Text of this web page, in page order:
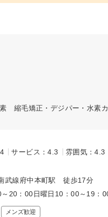
縮毛矯正・デジパー・水素
サービス：4.3
雰囲気：4.3
武線府中本町駅 徒歩17分
20：00日曜日10：00～19：
メンズ歓迎